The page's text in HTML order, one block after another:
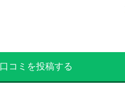
口コミを投稿する